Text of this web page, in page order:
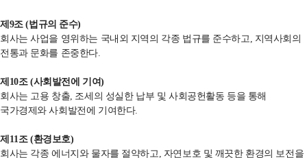
제 9조(법규의 준수)
회사는 사업을 영위하는 국내외 지역의 각종 법규를 준수하고
지역사회의
전통과 문화를 존중한다.
제 10조(사회발전에 기여)
회사는 고용 창출 조세의 성실한 납부 및 사회공헌활동 등을 통해
국가경제와 사회발전에 기여한다.
제 11 조(환경보호)
회사는 각종 에너지와 물자를 절약하고
자연보호 및 깨끗한 환경의 보전을